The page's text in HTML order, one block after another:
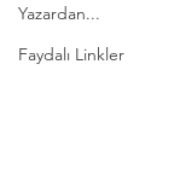
Yazardan...
Faydalı Linkler